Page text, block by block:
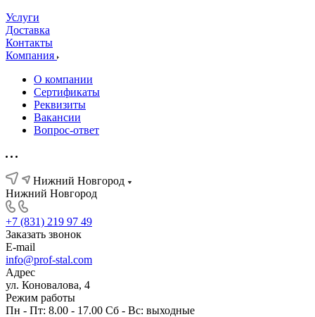
Услуги
Доставка
Контакты
Компания
О компании
Сертификаты
Реквизиты
Вакансии
Вопрос-ответ
Нижний Новгород
Нижний Новгород
+7 (831) 219 97 49
Заказать звонок
E-mail
info@prof-stal.com
Адрес
ул. Коновалова, 4
Режим работы
Пн - Пт: 8.00 - 17.00 Сб - Вс: выходные